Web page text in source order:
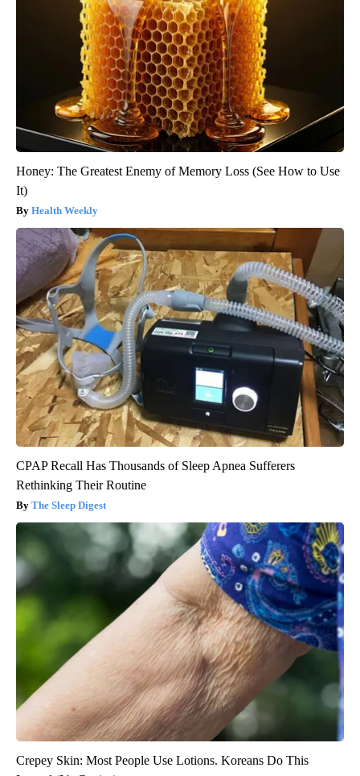
Honey: The Greatest Enemy of Memory Loss (See How to Use
It)
Health Weekly
CPAP Recall Has Thousands of Sleep Apnea Sufferers
Rethinking Their Routine
The Sleep Digest
Crepey Skin: Most People Use Lotions. Koreans Do This